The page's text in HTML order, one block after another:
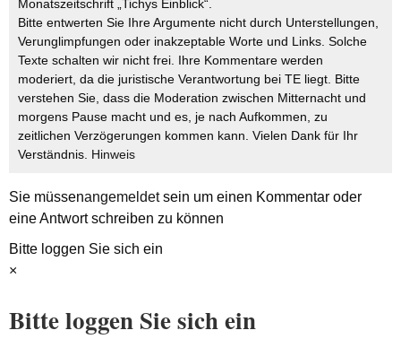
Monatszeitschrift „Tichys Einblick“.
Bitte entwerten Sie Ihre Argumente nicht durch Unterstellungen,
Verunglimpfungen oder inakzeptable Worte und Links. Solche
Texte schalten wir nicht frei. Ihre Kommentare werden
moderiert, da die juristische Verantwortung bei TE liegt. Bitte
verstehen Sie, dass die Moderation zwischen Mitternacht und
morgens Pause macht und es, je nach Aufkommen, zu
zeitlichen Verzögerungen kommen kann. Vielen Dank für Ihr
Verständnis. Hinweis
Sie müssenangemeldetsein um einen Kommentar oder
eine Antwort schreiben zu können
Bitte loggen Sie sich ein
×
Bitte loggen Sie sich ein